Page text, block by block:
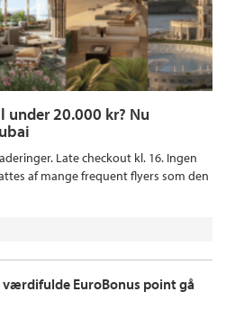
20.000 kr? Nu
Late checkout kl. 16. Ingen
af mange frequent flyers som den
værdifulde EuroBonus point gå